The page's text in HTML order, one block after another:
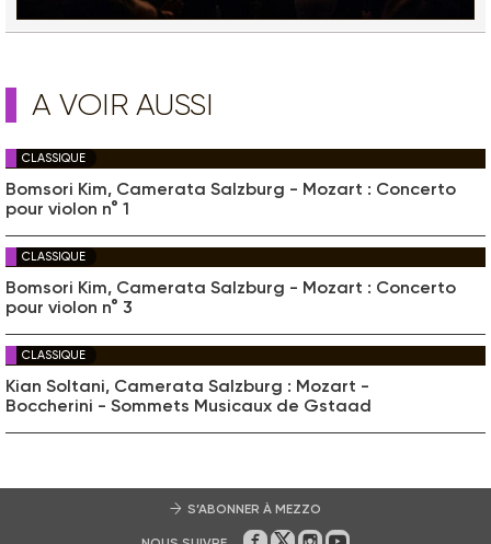
A VOIR AUSSI
CLASSIQUE
Bomsori Kim, Camerata Salzburg - Mozart : Concerto
pour violon n° 1
CLASSIQUE
Bomsori Kim, Camerata Salzburg - Mozart : Concerto
pour violon n° 3
CLASSIQUE
Kian Soltani, Camerata Salzburg : Mozart -
Boccherini - Sommets Musicaux de Gstaad
S’ABONNER À MEZZO